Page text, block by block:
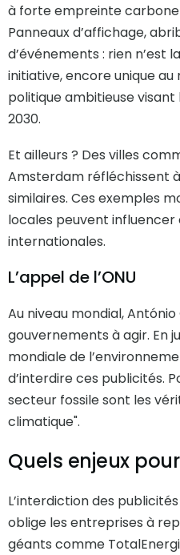
à forte empreinte carbone
Panneaux d’affichage,
d’événements : rien n’est
initiative, encore unique
politique ambitieuse
2030.
Et ailleurs ? Des villes
Amsterdam réfléchissent
similaires. Ces exemples
locales peuvent
internationales.
L’appel de l’ONU
Au niveau mondial,
gouvernements à agir. En
mondiale de
d’interdire ces publicités.
secteur fossile sont les
climatique".
Quels enjeux
L’interdiction des
oblige les entreprises à
géants comme